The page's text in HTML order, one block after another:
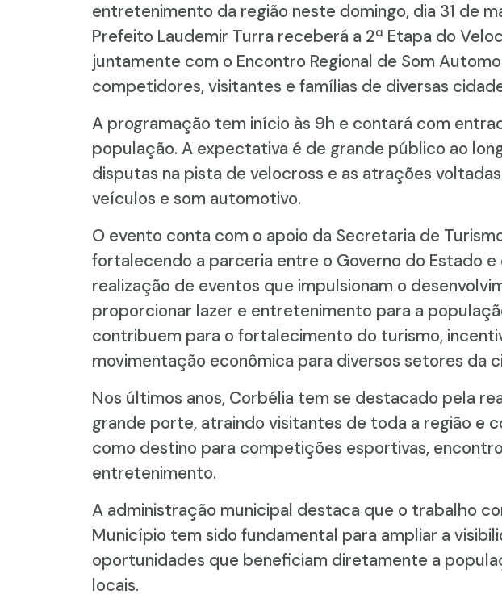
entretenimento da região neste domingo, dia 31 de
Prefeito Laudemir Turra receberá a 2ª Etapa do
juntamente com o Encontro Regional de Som
competidores, visitantes e famílias de diversas
A programação tem início às 9h e contará com
população. A expectativa é de grande público ao
disputas na pista de velocross e as atrações
veículos e som automotivo.
O evento conta com o apoio da Secretaria de
fortalecendo a parceria entre o Governo do Estado
realização de eventos que impulsionam o
proporcionar lazer e entretenimento para a
contribuem para o fortalecimento do turismo,
movimentação econômica para diversos setores da
Nos últimos anos, Corbélia tem se destacado pela
grande porte, atraindo visitantes de toda a região e
como destino para competições esportivas,
entretenimento.
A administração municipal destaca que o trabalho
Município tem sido fundamental para ampliar a
oportunidades que beneficiam diretamente a
locais.